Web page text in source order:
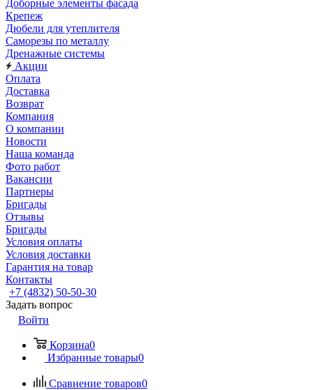
Доборные элементы фасада
Крепеж
Дюбели для утеплителя
Саморезы по металлу
Дренажные системы
Акции
Оплата
Доставка
Возврат
Компания
О компании
Новости
Наша команда
Фото работ
Вакансии
Партнеры
Бригады
Отзывы
Бригады
Условия оплаты
Условия доставки
Гарантия на товар
Контакты
+7 (4832) 50-50-30
Задать вопрос
Войти
Корзина0
Избранные товары0
Сравнение товаров0